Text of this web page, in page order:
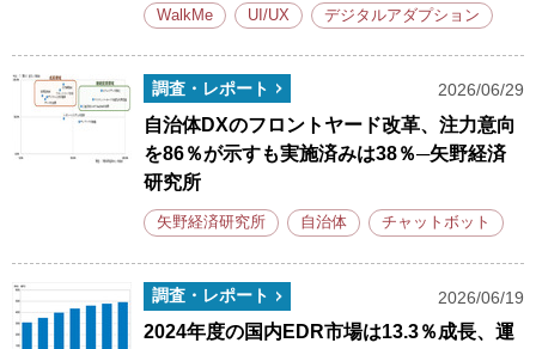
WalkMe UI/UX デジタルアダプション
調査・レポート 2026/06/29
自治体DXのフロントヤード改革、注力意向
を86％が示すも実施済みは38％─矢野経済
研究所
矢野経済研究所 自治体 チャットボット
調査・レポート 2026/06/19
2024年度の国内EDR市場は13.3％成長、運